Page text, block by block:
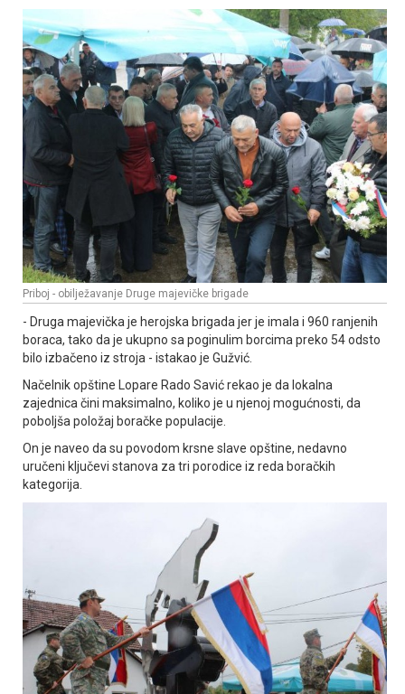
Priboj - obilježavanje Druge majevičke brigade
- Druga majevička je herojska brigada jer je imala i 960 ranjenih
boraca, tako da je ukupno sa poginulim borcima preko 54 odsto
bilo izbačeno iz stroja - istakao je Gužvić.
Načelnik opštine Lopare Rado Savić rekao je da lokalna
zajednica čini maksimalno, koliko je u njenoj mogućnosti, da
poboljša položaj boračke populacije.
On je naveo da su povodom krsne slave opštine, nedavno
uručeni ključevi stanova za tri porodice iz reda boračkih
kategorija.